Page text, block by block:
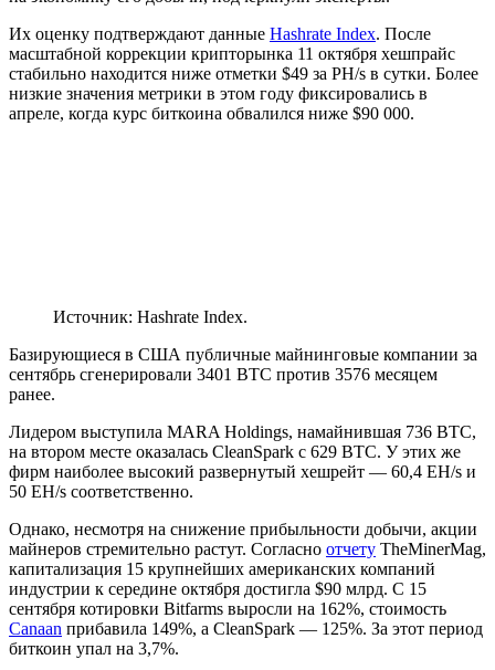
Их оценку подтверждают данные Hashrate Index. После
масштабной коррекции крипторынка 11 октября хешпрайс
стабильно находится ниже отметки $49 за PH/s в сутки. Более
низкие значения метрики в этом году фиксировались в
апреле, когда курс биткоина обвалился ниже $90 000.
Источник: Hashrate Index.
Базирующиеся в США публичные майнинговые компании за
сентябрь сгенерировали 3401 BTC против 3576 месяцем
ранее.
Лидером выступила MARA Holdings, намайнившая 736 BTC,
на втором месте оказалась CleanSpark с 629 BTC. У этих же
фирм наиболее высокий развернутый хешрейт — 60,4 EH/s и
50 EH/s соответственно.
Однако, несмотря на снижение прибыльности добычи, акции
майнеров стремительно растут. Согласно отчету TheMinerMag,
капитализация 15 крупнейших американских компаний
индустрии к середине октября достигла $90 млрд. С 15
сентября котировки Bitfarms выросли на 162%, стоимость
Canaan прибавила 149%, а CleanSpark — 125%. За этот период
биткоин упал на 3,7%.